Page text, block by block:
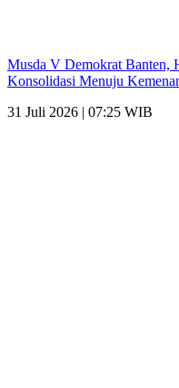
Musda V Demokrat Banten,
Konsolidasi Menuju
31 Juli 2026 | 07:25 WIB